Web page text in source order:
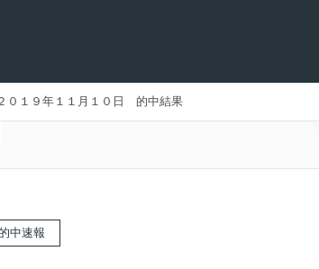
０１９年１１月１０日 的中結果
的中速報